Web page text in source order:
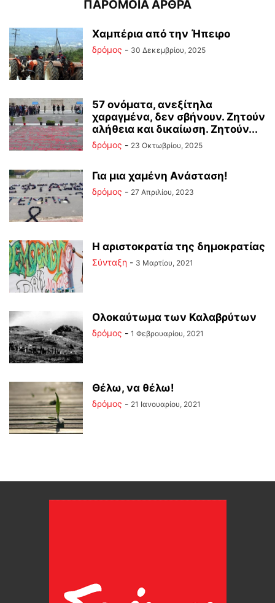
ΠΑΡΟΜΟΙΑ ΑΡΘΡΑ
Χαμπέρια από την Ήπειρο
δρόμος - 30 Δεκεμβρίου, 2025
57 ονόματα, ανεξίτηλα
χαραγμένα, δεν σβήνουν. Ζητούν
αλήθεια και δικαίωση. Ζητούν...
δρόμος - 23 Οκτωβρίου, 2025
Για μια χαμένη Ανάσταση!
δρόμος - 27 Απριλίου, 2023
Η αριστοκρατία της δημοκρατίας
Σύνταξη - 3 Μαρτίου, 2021
Ολοκαύτωμα των Καλαβρύτων
δρόμος - 1 Φεβρουαρίου, 2021
Θέλω, να θέλω!
δρόμος - 21 Ιανουαρίου, 2021